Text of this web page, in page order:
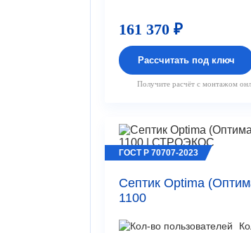
161 370 ₽
Рассчитать под ключ
Получите расчёт с монтажом
Септик Optima
1100
ГОСТ Р 70707-2023